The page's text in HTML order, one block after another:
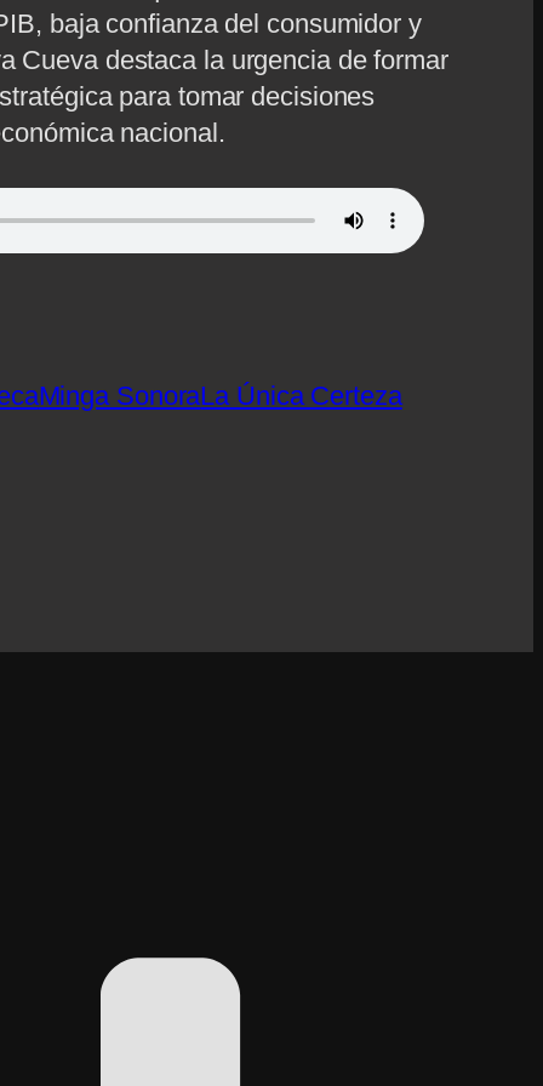
baja confianza del consumidor y
Cueva destaca la urgencia de formar
para tomar decisiones
nacional.
Minga SonoraLa Única Certeza